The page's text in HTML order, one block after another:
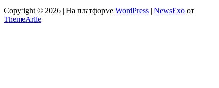
Copyright © 2026 | На платформе WordPress | NewsExo от
ThemeArile